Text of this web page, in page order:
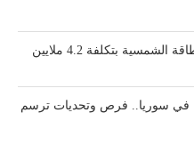
تركيا تفتتح محطة كهرمان مرعش للطاقة الشمسية بتكلفة 4.2 ملايين
في سوريا.. فرص وتحديات ترسم